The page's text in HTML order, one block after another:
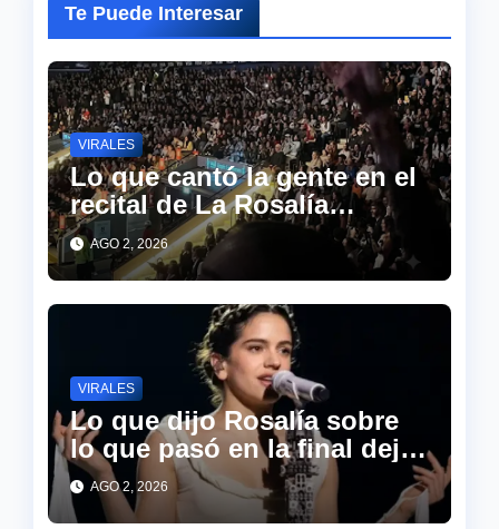
Te Puede Interesar
VIRALES
Lo que cantó la gente en el
recital de La Rosalía
sorprendió a todos en las
redes
AGO 2, 2026
VIRALES
Lo que dijo Rosalía sobre
lo que pasó en la final dejó
a todo el estadio en
silencio
AGO 2, 2026